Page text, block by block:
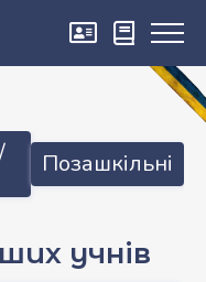
Позашкільні
учнів